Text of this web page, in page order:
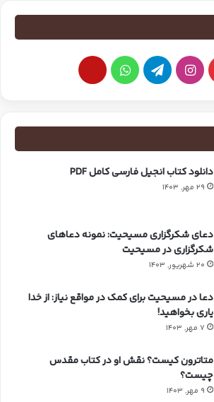
دانلود کتاب انجیل فارسی کامل PDF
29 مهر, 1403
دعای شکرگزاری مسیحیت: نمونه دعاهای
شکرگزاری در مسیحیت
20 شهریور, 1403
دعا در مسیحیت برای کمک در مواقع نیاز: از خدا
یاری بخواهید!
7 مهر, 1403
متاترون کیست؟ نقش او در کتاب مقدس
چیست؟
9 مهر, 1403